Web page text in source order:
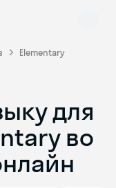
Elementary
для
во